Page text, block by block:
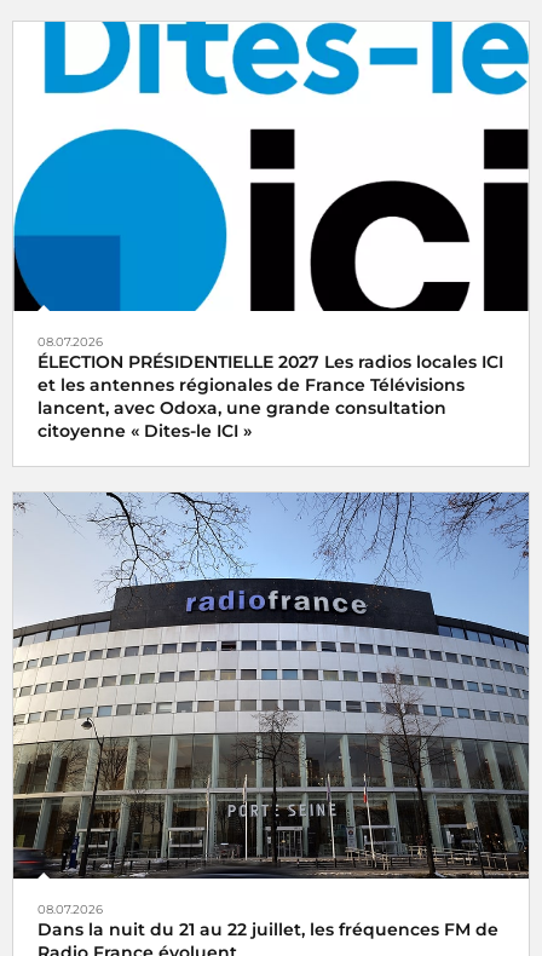
08.07.2026
ÉLECTION PRÉSIDENTIELLE 2027 Les radios locales ICI
et les antennes régionales de France Télévisions
lancent, avec Odoxa, une grande consultation
citoyenne « Dites-le ICI »
08.07.2026
Dans la nuit du 21 au 22 juillet, les fréquences FM de